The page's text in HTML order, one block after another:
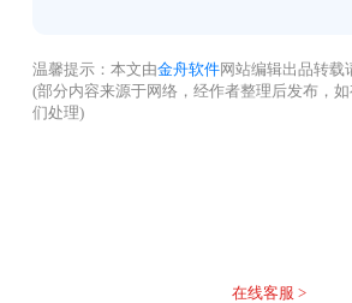
温馨提示：本文由金舟软件网站编辑出品转载
(部分内容来源于网络，经作者整理后发布，
们处理)
在线客服 >